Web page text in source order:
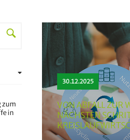
VON ABFALL ZUR
NÄCHSTEN
30.12.2025
zum
in